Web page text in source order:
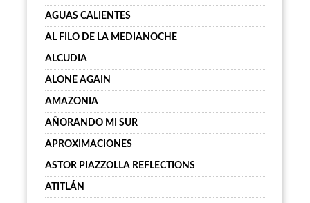
AGUAS CALIENTES
AL FILO DE LA MEDIANOCHE
ALCUDIA
ALONE AGAIN
AMAZONIA
AÑORANDO MI SUR
APROXIMACIONES
ASTOR PIAZZOLLA REFLECTIONS
ATITLÁN